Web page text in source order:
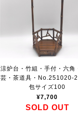
涼炉台・竹組・手付・六角
芸・茶道具・No.251020-
包サイズ100
¥7,700
SOLD OUT